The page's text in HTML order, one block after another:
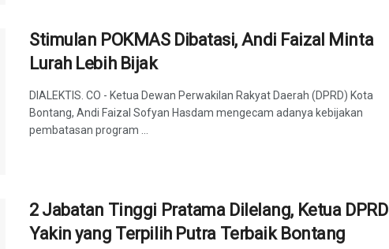
Stimulan POKMAS Dibatasi, Andi Faizal Minta
Lurah Lebih Bijak
DIALEKTIS. CO - Ketua Dewan Perwakilan Rakyat Daerah (DPRD) Kota
Bontang, Andi Faizal Sofyan Hasdam mengecam adanya kebijakan
pembatasan program ...
2 Jabatan Tinggi Pratama Dilelang, Ketua DPRD
Yakin yang Terpilih Putra Terbaik Bontang